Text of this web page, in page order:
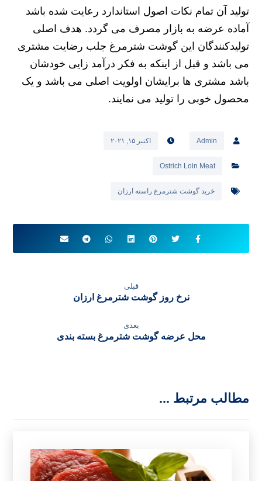
تولید آن تمام نکات اصول استاندارد رعایت شده باشد
آماده عرضه به بازار مصرف می گردد. هدف اصلی
تولیدکنندگان این گوشت شترمرغ جلب رضایت مشتری
می باشد و قبل از اینکه به فکر درآمد زایی خودشان
باشد مشتری ها برایشان اولویت اصلی می باشد و یک
محصول خوبی را تولید می نمایند.
Admin اکتبر ۱۵, ۲۰۲۱
Ostrich Loin Meat
خرید گوشت شترمرغ راسته ارزان
قبلی
نرخ روز گوشت شترمرغ ارزان
بعدی
محل عرضه گوشت شترمرغ بسته بندی
مطالب مرتبط ...